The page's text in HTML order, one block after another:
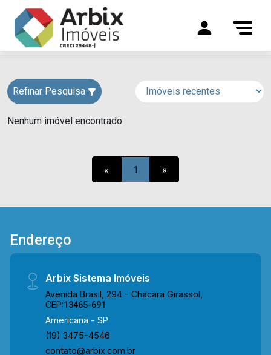
Refinar Pesquisa
Nenhum imóvel encontrado
« 1 »
Endereço
Arbix Sistema Imóveis
Avenida Brasil, 294 - Chácara Girassol,
CEP:13465-691
Americana - SP
(19) 3475-4546
contato@arbix.com.br